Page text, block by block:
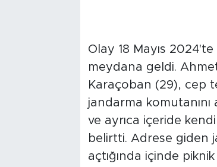
Olay 18 Mayıs
meydana geldi.
Karaçoban (29), cep
jandarma komutanını
ve ayrıca içeride
belirtti. Adrese giden
açtığında içinde